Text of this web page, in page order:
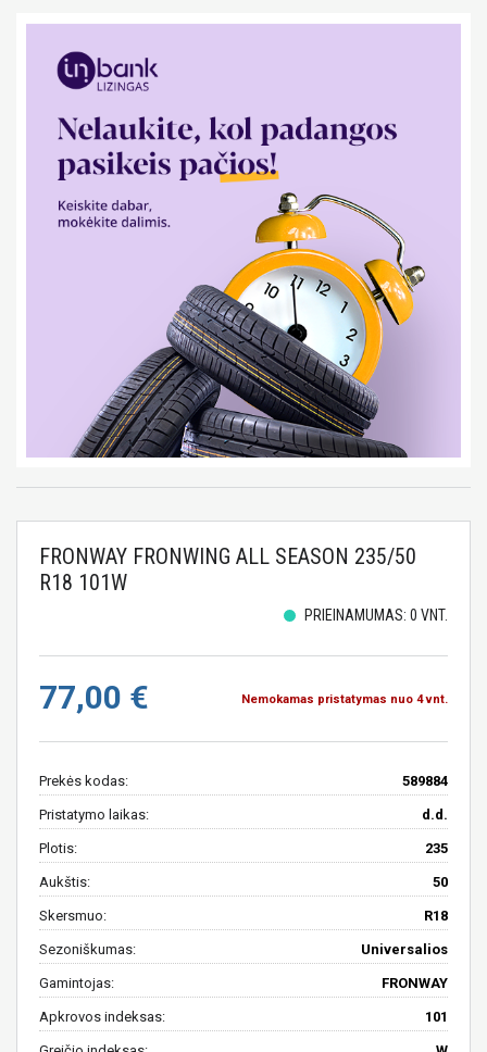
FRONWAY FRONWING ALL SEASON 235/50
R18 101W
PRIEINAMUMAS: 0 VNT.
77,00 € Nemokamas pristatymas nuo 4 vnt.
Prekės kodas: 589884
Pristatymo laikas: d.d.
Plotis: 235
Aukštis: 50
Skersmuo: R18
Sezoniškumas: Universalios
Gamintojas: FRONWAY
Apkrovos indeksas: 101